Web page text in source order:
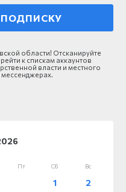
области! Отсканируйте
к спискам аккаунтов
власти и местного
мессенджерах.
Пт Сб Вс
1
2